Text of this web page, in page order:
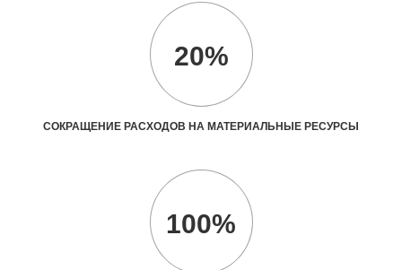
20%
СОКРАЩЕНИЕ РАСХОДОВ НА МАТЕРИАЛЬНЫЕ РЕСУРСЫ
100%